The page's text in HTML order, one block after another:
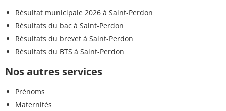
Résultat municipale 2026 à Saint-Perdon
Résultats du bac à Saint-Perdon
Résultats du brevet à Saint-Perdon
Résultats du BTS à Saint-Perdon
Nos autres services
Prénoms
Maternités